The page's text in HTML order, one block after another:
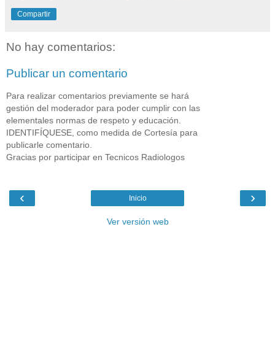
Compartir
No hay comentarios:
Publicar un comentario
Para realizar comentarios previamente se hará
gestión del moderador para poder cumplir con las
elementales normas de respeto y educación.
IDENTIFÍQUESE, como medida de Cortesía para
publicarle comentario.
Gracias por participar en Tecnicos Radiologos
‹ ›
Inicio
Ver versión web